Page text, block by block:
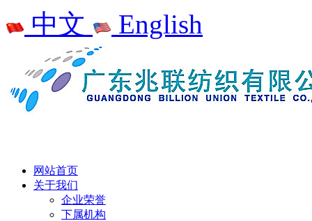
中文 English
网站首页
关于我们
企业荣誉
下属机构